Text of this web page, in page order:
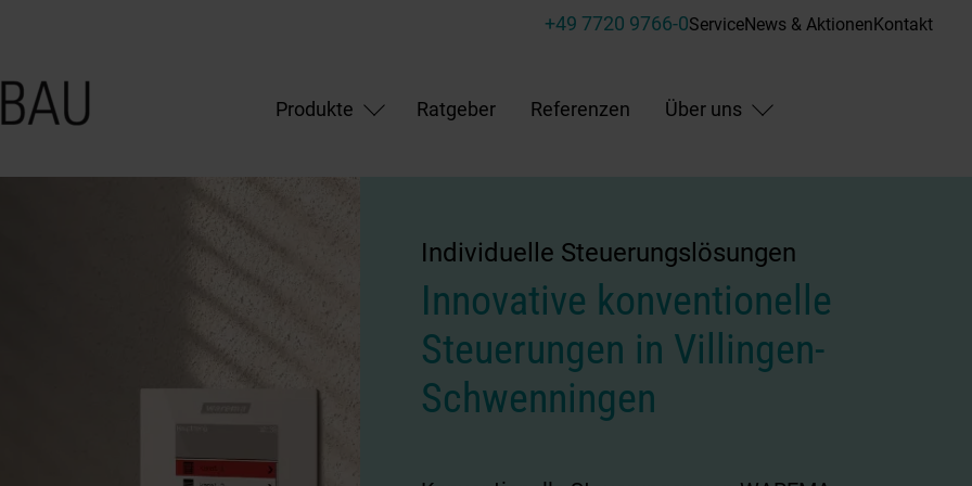
+49 7720 9766-0ServiceNews & AktionenKontakt
Produkte Ratgeber Referenzen Über uns
Individuelle Steuerungslösungen
Innovative konventionelle
Steuerungen in Villingen-
Schwenningen